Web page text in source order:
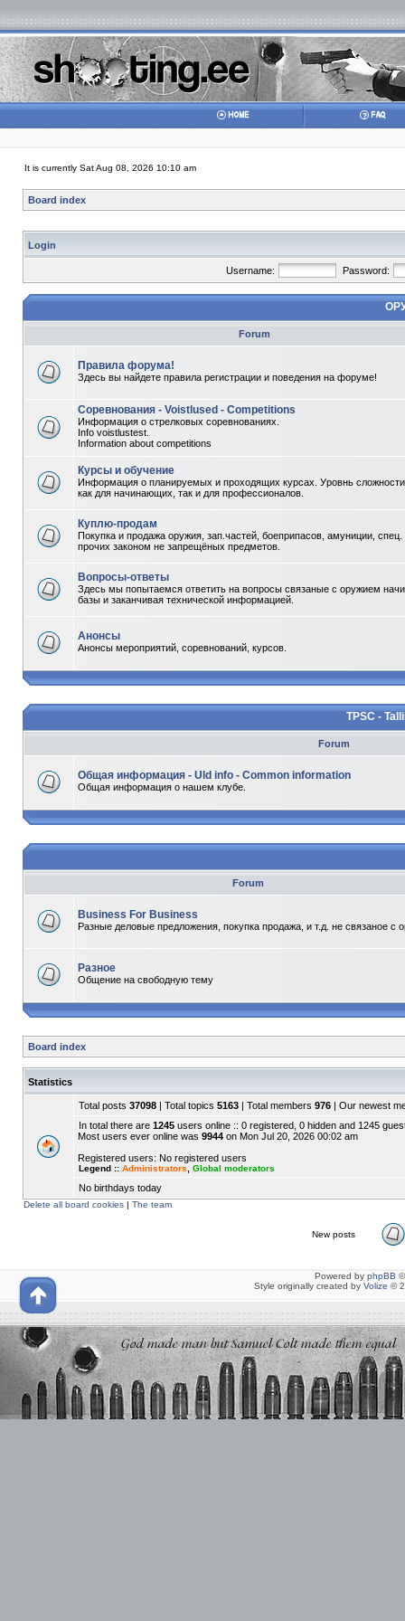
It is currently Sat Aug 08, 2026 10:10 am
Board index
Login
Username: Password:
Forum
Правила форума!
Здесь вы найдете правила регистрации и поведения на форуме!
Соревнования - Voistlused - Competitions
Информация о стрелковых соревнованиях.
Info voistlustest.
Information about competitions
Курсы и обучение
Информация о планируемых и проходящих курсах. Уровнь
как для начинающих, так и для профессионалов.
Куплю-продам
Покупка и продажа оружия, зап.частей, боеприпасов, амуниции, спец.
прочих законом не запрещёных предметов.
Вопросы-ответы
Здесь мы попытаемся ответить на вопросы связаные с оружием
базы и заканчивая технической информацией.
Анонсы
Анонсы мероприятий, соревнований, курсов.
TPSC -
Forum
Общая информация - Uld info - Common information
Общая информация о нашем клубе.
Forum
Business For Business
Разные деловые предложения, покупка продажа, и т.д. не связаное с
Разное
Общение на свободную тему
Board index
Statistics
Total posts 37098 | Total topics 5163 | Total members 976 | Our newest
In total there are 1245 users online :: 0 registered, 0 hidden and 1245
Most users ever online was 9944 on Mon Jul 20, 2026 00:02 am
Registered users: No registered users
Legend :: Administrators Global moderators
No birthdays today
Delete all board cookies | The team
New posts
Powered by phpBB
Style originally created by Volize ©